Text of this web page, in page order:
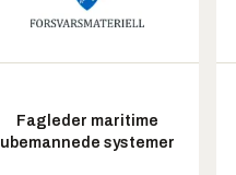
Fagleder maritime
ubemannede systemer